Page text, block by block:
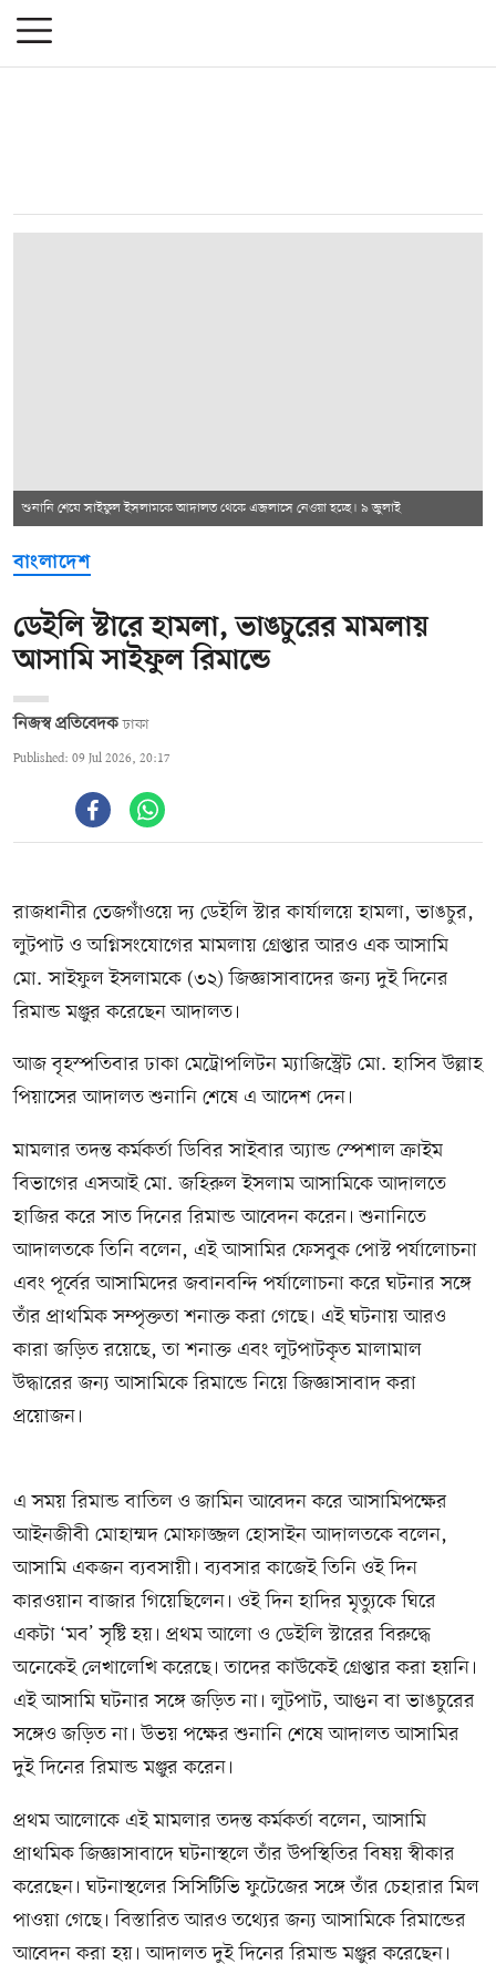
শুনানি শেষে সাইফুল ইসলামকে আদালত থেকে এজলাসে নেওয়া হচ্ছে। ৯ জুলাই
বাংলাদেশ
ডেইলি স্টারে হামলা, ভাঙচুরের মামলায়
আসামি সাইফুল রিমান্ডে
নিজস্ব প্রতিবেদক ঢাকা
Published: 09 Jul 2026, 20:17
রাজধানীর তেজগাঁওয়ে দ্য ডেইলি স্টার কার্যালয়ে হামলা, ভাঙচুর,
লুটপাট ও অগ্নিসংযোগের মামলায় গ্রেপ্তার আরও এক আসামি
মো. সাইফুল ইসলামকে (৩২) জিজ্ঞাসাবাদের জন্য দুই দিনের
রিমান্ড মঞ্জুর করেছেন আদালত।
আজ বৃহস্পতিবার ঢাকা মেট্রোপলিটন ম্যাজিস্ট্রেট মো. হাসিব উল্লাহ
পিয়াসের আদালত শুনানি শেষে এ আদেশ দেন।
মামলার তদন্ত কর্মকর্তা ডিবির সাইবার অ্যান্ড স্পেশাল ক্রাইম
বিভাগের এসআই মো. জহিরুল ইসলাম আসামিকে আদালতে
হাজির করে সাত দিনের রিমান্ড আবেদন করেন। শুনানিতে
আদালতকে তিনি বলেন, এই আসামির ফেসবুক পোস্ট পর্যালোচনা
এবং পূর্বের আসামিদের জবানবন্দি পর্যালোচনা করে ঘটনার সঙ্গে
তাঁর প্রাথমিক সম্পৃক্ততা শনাক্ত করা গেছে। এই ঘটনায় আরও
কারা জড়িত রয়েছে, তা শনাক্ত এবং লুটপাটকৃত মালামাল
উদ্ধারের জন্য আসামিকে রিমান্ডে নিয়ে জিজ্ঞাসাবাদ করা
প্রয়োজন।
এ সময় রিমান্ড বাতিল ও জামিন আবেদন করে আসামিপক্ষের
আইনজীবী মোহাম্মদ মোফাজ্জল হোসাইন আদালতকে বলেন,
আসামি একজন ব্যবসায়ী। ব্যবসার কাজেই তিনি ওই দিন
কারওয়ান বাজার গিয়েছিলেন। ওই দিন হাদির মৃত্যুকে ঘিরে
একটা ‘মব’ সৃষ্টি হয়। প্রথম আলো ও ডেইলি স্টারের বিরুদ্ধে
অনেকেই লেখালেখি করেছে। তাদের কাউকেই গ্রেপ্তার করা হয়নি।
এই আসামি ঘটনার সঙ্গে জড়িত না। লুটপাট, আগুন বা ভাঙচুরের
সঙ্গেও জড়িত না। উভয় পক্ষের শুনানি শেষে আদালত আসামির
দুই দিনের রিমান্ড মঞ্জুর করেন।
প্রথম আলোকে এই মামলার তদন্ত কর্মকর্তা বলেন, আসামি
প্রাথমিক জিজ্ঞাসাবাদে ঘটনাস্থলে তাঁর উপস্থিতির বিষয় স্বীকার
করেছেন। ঘটনাস্থলের সিসিটিভি ফুটেজের সঙ্গে তাঁর চেহারার মিল
পাওয়া গেছে। বিস্তারিত আরও তথ্যের জন্য আসামিকে রিমান্ডের
আবেদন করা হয়। আদালত দুই দিনের রিমান্ড মঞ্জুর করেছেন।